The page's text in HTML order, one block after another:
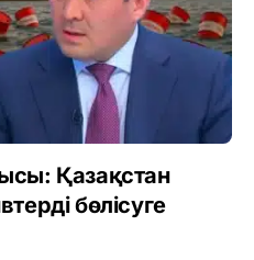
Қазақстан
бөлісуге